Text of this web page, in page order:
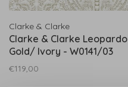
Clarke & Clarke
Clarke & Clarke Leopardo
Gold/ Ivory - W0141/03
€119,00